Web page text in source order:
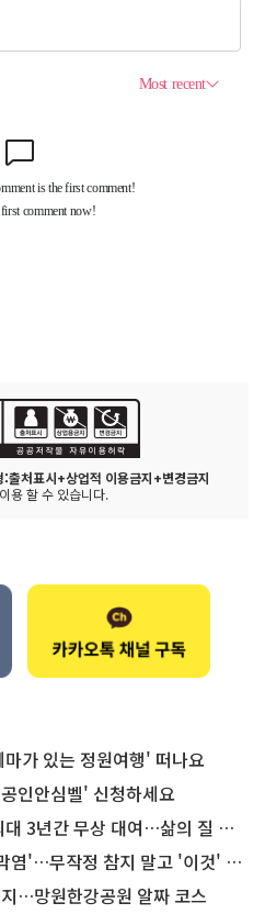
:출처표시+상업적 이용금지+변경금지
용 할 수 있습니다.
가 있는 정원여행' 떠나요
인안심벨' 신청하세요
년간 무상 대여…삶의 질 높인다
무작정 참지 말고 '이것' 해보세요!
…망원한강공원 알짜 코스